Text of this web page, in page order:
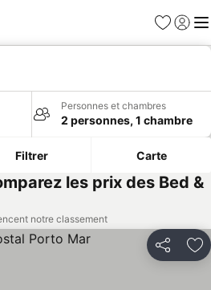
Favoris
Se
Personnes et chambres
2 personnes, 1 chambre
Filtrer Carte
les prix des Bed &
notre classement
Partager